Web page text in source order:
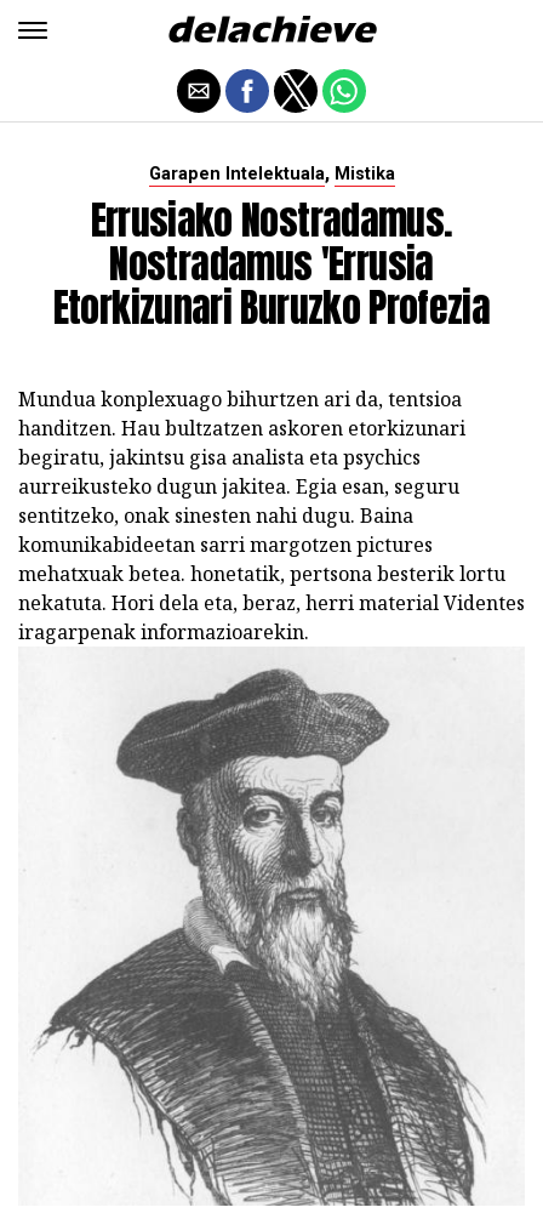
Garapen Intelektuala, Mistika
Errusiako Nostradamus.
Nostradamus 'Errusia
Etorkizunari Buruzko Profezia
Mundua konplexuago bihurtzen ari da, tentsioa
handitzen. Hau bultzatzen askoren etorkizunari
begiratu, jakintsu gisa analista eta psychics
aurreikusteko dugun jakitea. Egia esan, seguru
sentitzeko, onak sinesten nahi dugu. Baina
komunikabideetan sarri margotzen pictures
mehatxuak betea. honetatik, pertsona besterik lortu
nekatuta. Hori dela eta, beraz, herri material Videntes
iragarpenak informazioarekin.